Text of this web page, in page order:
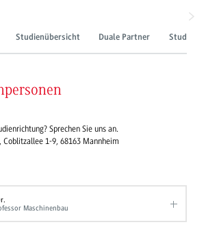
Studienübersicht Duale Partner
Sprechen Sie uns an.
Coblitzallee 1-9, 68163 Mannheim
Maschinenbau